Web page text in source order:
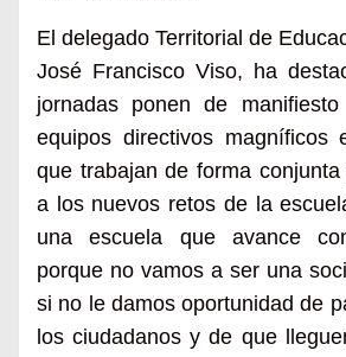
El delegado Territorial de
José Francisco Viso, ha
jornadas ponen de
equipos directivos magníficos
que trabajan de forma
a los nuevos retos de la
una escuela que avance
porque no vamos a ser una
si no le damos oportunidad de
los ciudadanos y de que